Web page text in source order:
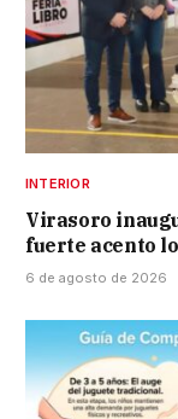
INTERIOR
Virasoro
fuerte acento
6 de agosto de 2026